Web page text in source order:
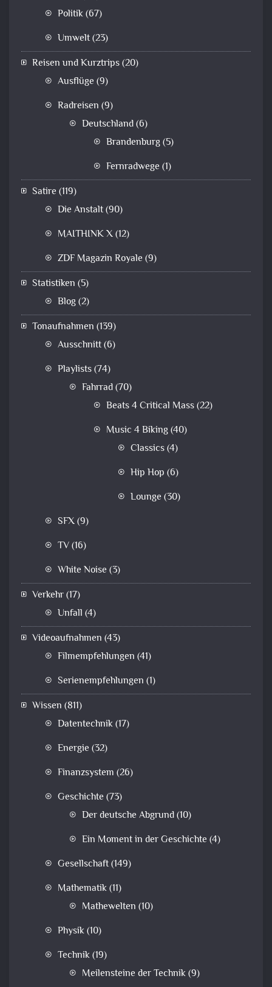
Politik(67)
Umwelt(23)
Reisen und Kurztrips(20)
Ausflüge (9)
Radreisen (9)
Deutschland(6)
Brandenburg(5)
Fernradwege (1)
Satire (119)
Die Anstalt(90)
MAITHINK X(12)
ZDF Magazin Royale (9)
Statistiken (5)
Blog(2)
Tonaufnahmen (139)
Ausschnitt(6)
Playlists(74)
Fahrrad(70)
Beats 4 Critical Mass(22)
Music 4 Biking(40)
Classics(4)
Hip Hop (6)
Lounge (30)
SFX(9)
TV(16)
White Noise (3)
Verkehr(17)
Unfall (4)
Videoaufnahmen (43)
Filmempfehlungen (41)
Serienempfehlungen (1)
Wissen (811)
Datentechnik(17)
Energie (32)
Finanzsystem (26)
Geschichte (73)
Der deutsche Abgrund(10)
Ein Moment in der Geschichte (4)
Gesellschaft(149)
Mathematik(11)
Mathewelten (10)
Physik(10)
Technik(19)
Meilensteine der Technik(9)